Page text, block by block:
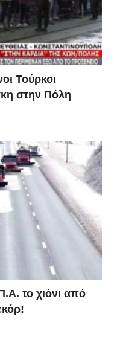
Τούρκοι
στην Πόλη
το χιόνι από